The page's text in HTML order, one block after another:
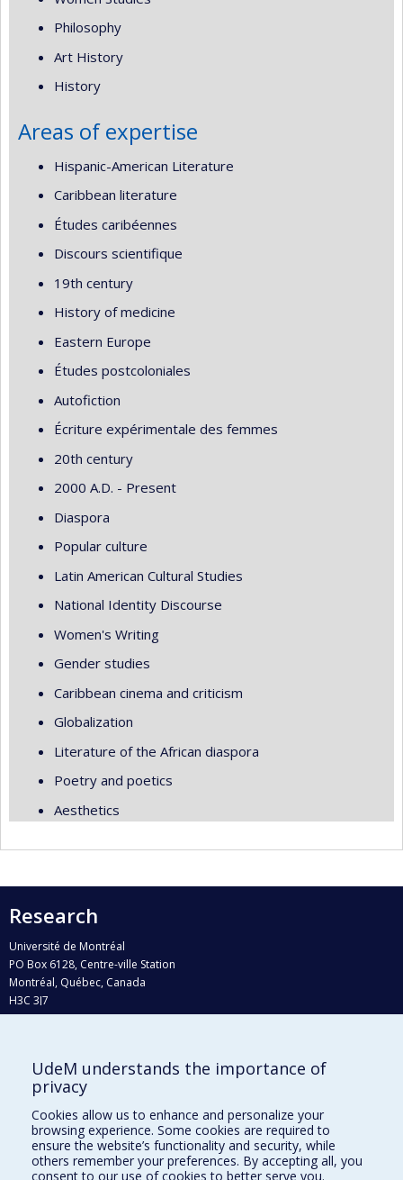
Philosophy
Art History
History
Areas of expertise
Hispanic-American Literature
Caribbean literature
Études caribéennes
Discours scientifique
19th century
History of medicine
Eastern Europe
Études postcoloniales
Autofiction
Écriture expérimentale des femmes
20th century
2000 A.D. - Present
Diaspora
Popular culture
Latin American Cultural Studies
National Identity Discourse
Women's Writing
Gender studies
Caribbean cinema and criticism
Globalization
Literature of the African diaspora
Poetry and poetics
Aesthetics
Research
Université de Montréal
PO Box 6128, Centre-ville Station
Montréal, Québec, Canada
H3C 3J7
Who does what?
Find us
Site map
Accessibility
UdeM understands the importance of
privacy
Cookies allow us to enhance and personalize your
browsing experience. Some cookies are required to
ensure the website’s functionality and security, while
others remember your preferences. By accepting all, you
consent to our use of cookies to better serve you.